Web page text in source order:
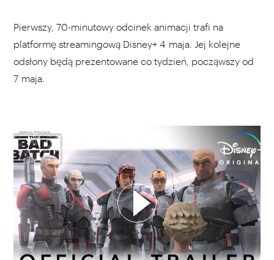
Pierwszy, 70-minutowy odcinek animacji trafi na
platformę streamingową Disney+ 4 maja. Jej kolejne
odsłony będą prezentowane co tydzień, począwszy od
7 maja.
WYBIERZ SWOJĄ PLAYLISTĘ
DODAJ TEN FILM DO PLAYLISTY